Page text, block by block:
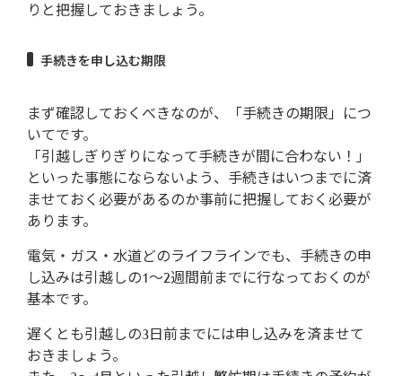
りと把握しておきましょう。
手続きを申し込む期限
まず確認しておくべきなのが、「手続きの期限」につ
いてです。
「引越しぎりぎりになって手続きが間に合わない！」
といった事態にならないよう、手続きはいつまでに済
ませておく必要があるのか事前に把握しておく必要が
あります。
電気・ガス・水道どのライフラインでも、手続きの申
し込みは引越しの1～2週間前までに行なっておくのが
基本です。
遅くとも引越しの3日前までには申し込みを済ませて
おきましょう。